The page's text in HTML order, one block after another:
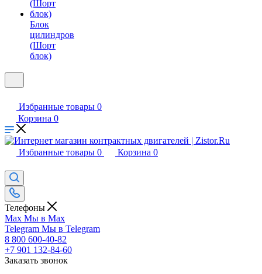
Блок
цилиндров
(Шорт
блок)
Избранные товары 0
Корзина 0
Избранные товары 0 Корзина 0
Телефоны
Max Мы в Max
Telegram Мы в Telegram
8 800 600-40-82
+7 901 132-84-60
Заказать звонок